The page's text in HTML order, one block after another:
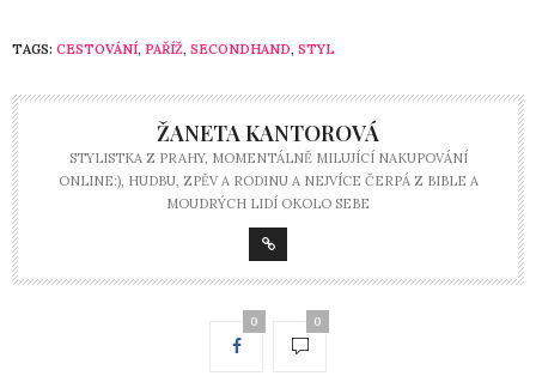
TAGS: CESTOVÁNÍ, PAŘÍŽ, SECONDHAND, STYL
ŽANETA KANTOROVÁ
STYLISTKA Z PRAHY, MOMENTÁLNĚ MILUJÍCÍ NAKUPOVÁNÍ
ONLINE:), HUDBU, ZPĚV A RODINU A NEJVÍCE ČERPÁ Z BIBLE A
MOUDRÝCH LIDÍ OKOLO SEBE
0 0